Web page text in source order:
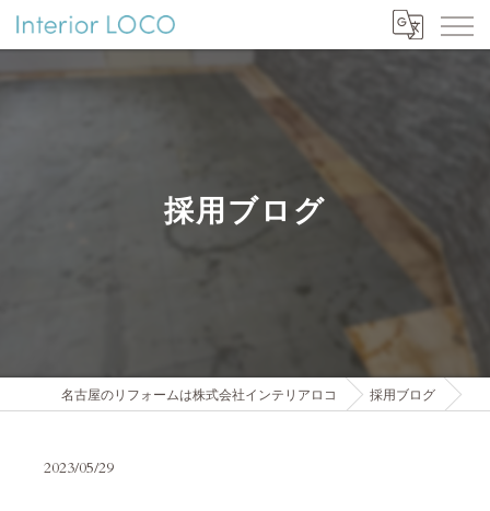
採用ブログ
名古屋のリフォームは株式会社インテリアロコ 採用ブログ
2023/05/29